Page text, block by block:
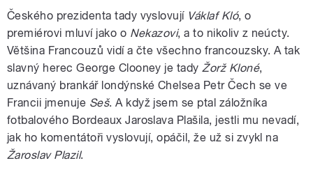
Českého prezidenta tady vyslovují Váklaf Kló, o
premiérovi mluví jako o Nekazovi, a to nikoliv z neúcty.
Většina Francouzů vidí a čte všechno francouzsky. A tak
slavný herec George Clooney je tadyŽorž Kloné,
uznávaný brankář londýnské Chelsea Petr Čech se ve
Francii jmenuje Seš. A když jsem se ptal záložníka
fotbalového Bordeaux Jaroslava Plašila, jestli mu nevadí,
jak ho komentátoři vyslovují, opáčil, že už si zvykl na
Žaroslav Plazil.